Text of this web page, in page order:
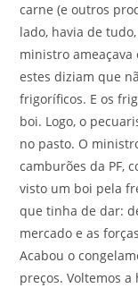
carne (e outros
lado, havia de
ministro ameaçava
estes diziam que
frigoríficos. E os
boi. Logo, o
no pasto. O
camburões da PF,
visto um boi pela
que tinha de dar:
mercado e as
Acabou o
preços. Voltemos